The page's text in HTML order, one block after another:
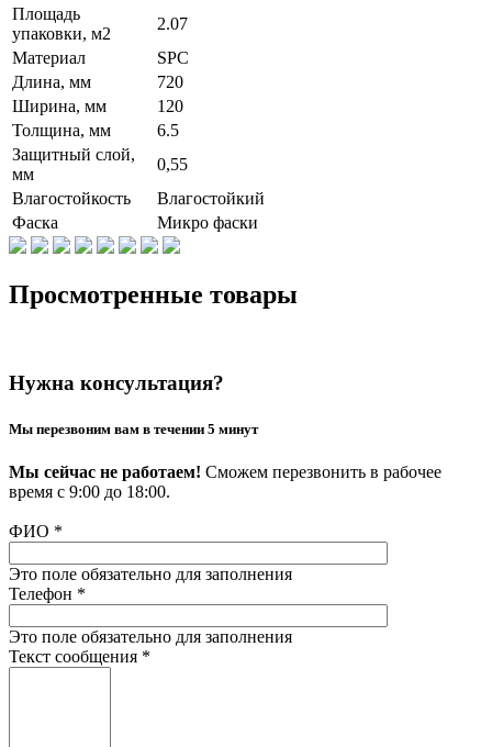
Площадь
упаковки, м2
2.07
Материал
SPC
Длина, мм
720
Ширина, мм
120
Толщина, мм
6.5
Защитный слой,
мм
0,55
Влагостойкость
Влагостойкий
Фаска
Микро фаски
Просмотренные товары
Нужна консультация?
Мы перезвоним вам в течении 5 минут
Мы сейчас не работаем! Сможем перезвонить в рабочее
время с 9:00 до 18:00.
ФИО *
Это поле обязательно для заполнения
Телефон *
Это поле обязательно для заполнения
Текст сообщения *